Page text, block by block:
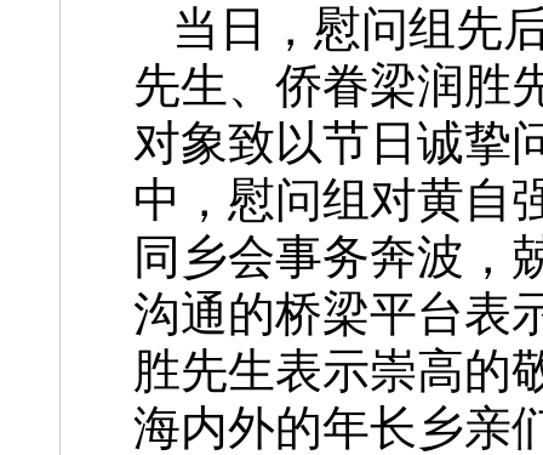
当日，慰问组先
先生、侨眷梁润胜
对象致以节日诚挚
中，慰问组对黄自
同乡会事务奔波，
沟通的桥梁平台表
胜先生表示崇高的
海内外的年长乡亲